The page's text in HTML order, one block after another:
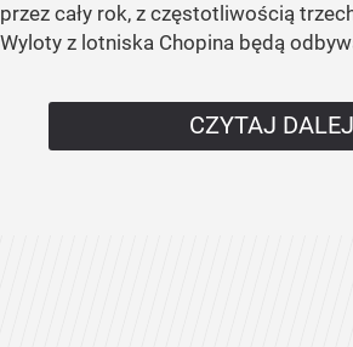
przez cały rok, z częstotliwością
Wyloty z lotniska Chopina będą
CZYTAJ DALEJ